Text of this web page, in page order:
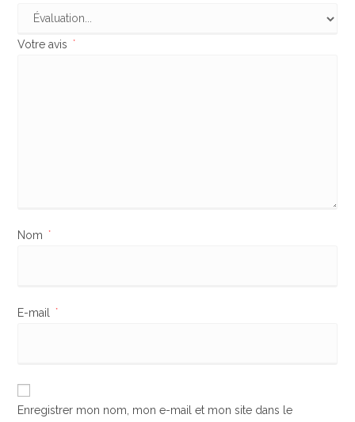
Votre avis *
Nom *
E-mail *
Enregistrer mon nom, mon e-mail et mon site dans le